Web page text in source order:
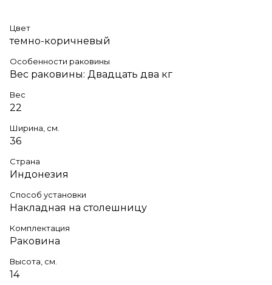
Цвет
темно-коричневый
Особенности раковины
Вес раковины: Двадцать два кг
Вес
22
Ширина, см.
36
Страна
Индонезия
Способ установки
Накладная на столешницу
Комплектация
Раковина
Высота, см.
14